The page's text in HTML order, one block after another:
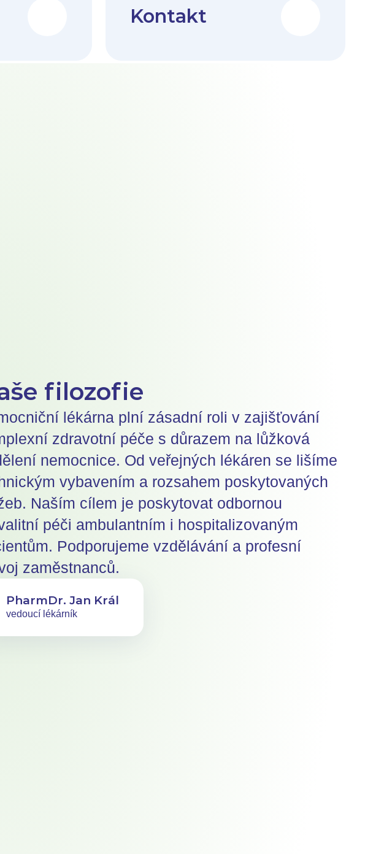
Kontakt
filozofie
lékárna plní zásadní roli v zajišťování
zdravotní péče s důrazem na lůžková
nemocnice. Od veřejných lékáren se lišíme
vybavením a rozsahem poskytovaných
Naším cílem je poskytovat odbornou
péči ambulantním i hospitalizovaným
Podporujeme vzdělávání a profesní
zaměstnanců.
PharmDr. Jan Král
vedoucí lékárník